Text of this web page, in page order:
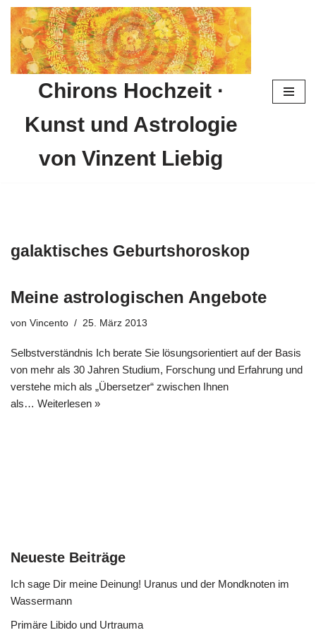
Zum
Inhalt
springen
Chirons Hochzeit ·
Kunst und Astrologie
von Vinzent Liebig
galaktisches Geburtshoroskop
Meine astrologischen Angebote
von Vincento 25. März 2013
Selbstverständnis Ich berate Sie lösungsorientiert auf der Basis
von mehr als 30 Jahren Studium, Forschung und Erfahrung und
verstehe mich als „Übersetzer“ zwischen Ihnen
als… Weiterlesen »
Neueste Beiträge
Ich sage Dir meine Deinung! Uranus und der Mondknoten im
Wassermann
Primäre Libido und Urtrauma